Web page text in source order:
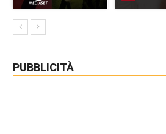
PUBBLICITÀ